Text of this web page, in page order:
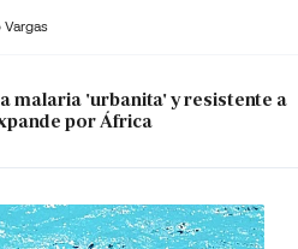
malaria 'urbanita' y resistente a
por África